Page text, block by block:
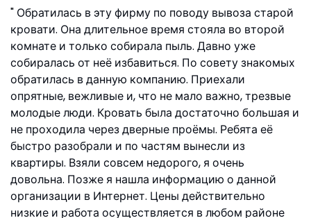
Обратилась в эту фирму по поводу вывоза старой
кровати. Она длительное время стояла во второй
комнате и только собирала пыль. Давно уже
собиралась от неё избавиться. По совету знакомых
обратилась в данную компанию. Приехали
опрятные, вежливые и, что не мало важно, трезвые
молодые люди. Кровать была достаточно большая и
не проходила через дверные проёмы. Ребята её
быстро разобрали и по частям вынесли из
квартиры. Взяли совсем недорого, я очень
довольна. Позже я нашла информацию о данной
организации в Интернет. Цены действительно
низкие и работа осуществляется в любом районе